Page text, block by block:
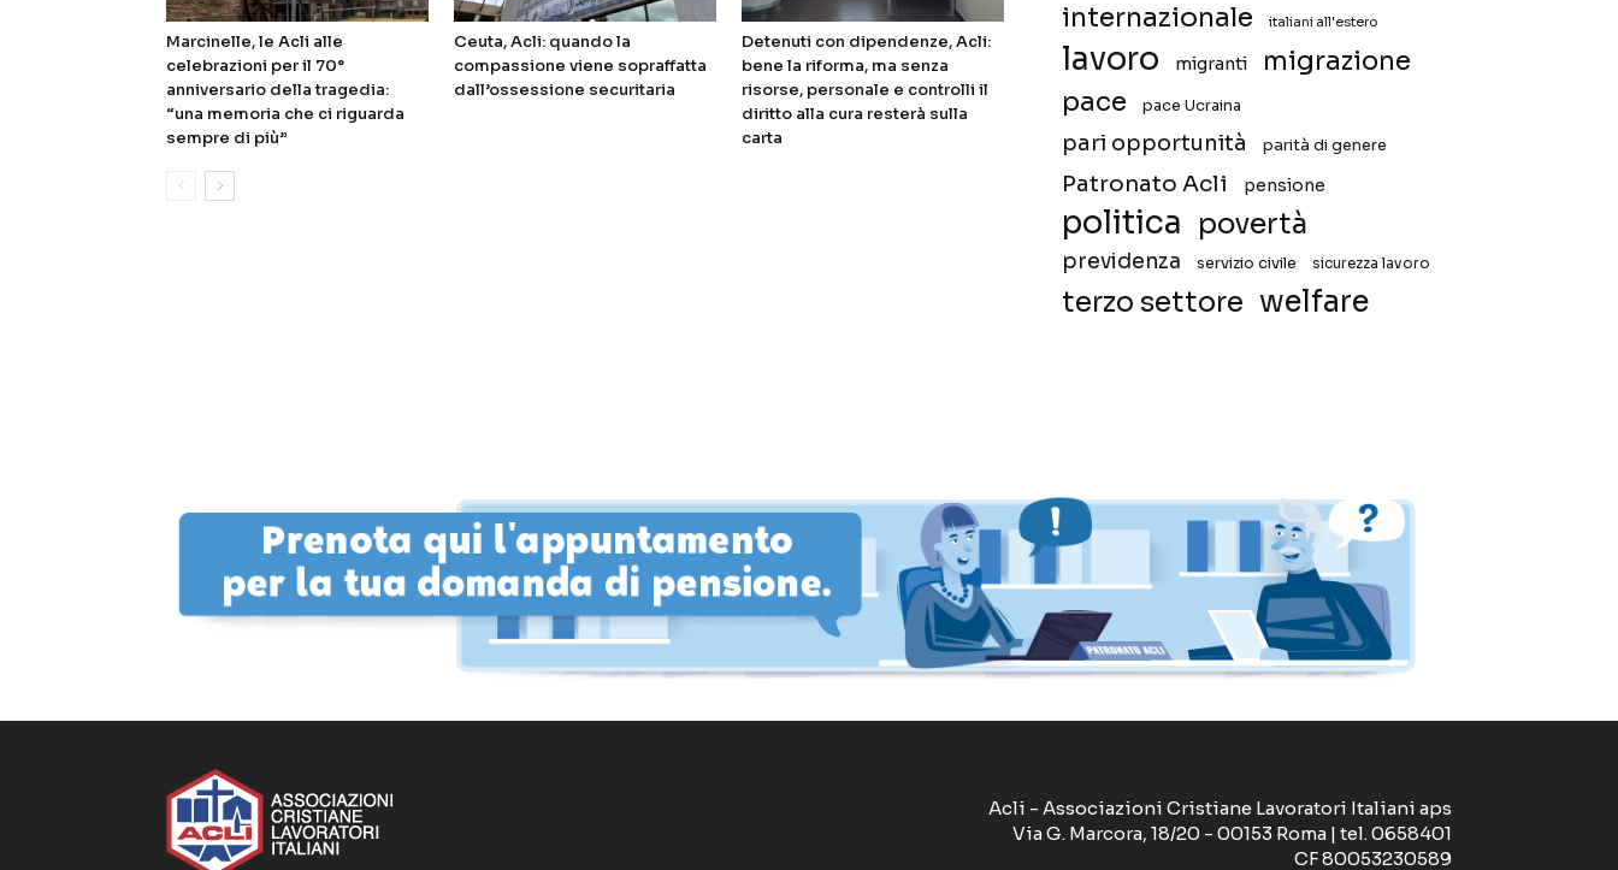
Marcinelle, le Acli alle
celebrazioni per il 70°
anniversario della tragedia:
“una memoria che ci riguarda
sempre di più”
Ceuta, Acli: quando la
compassione viene sopraffatta
dall’ossessione securitaria
Detenuti con dipendenze, Acli:
bene la riforma, ma senza
risorse, personale e controlli il
diritto alla cura resterà sulla
carta
internazionale italiani all'estero
lavoro migranti
migrazione
pace
pace Ucraina
pari opportunità parità di genere
Patronato Acli pensione
politica povertà
previdenza servizio civile sicurezza lavoro
terzo settore welfare
Acli - Associazioni Cristiane Lavoratori Italiani aps
Via G. Marcora, 18/20 - 00153 Roma | tel. 0658401
CF 80053230589